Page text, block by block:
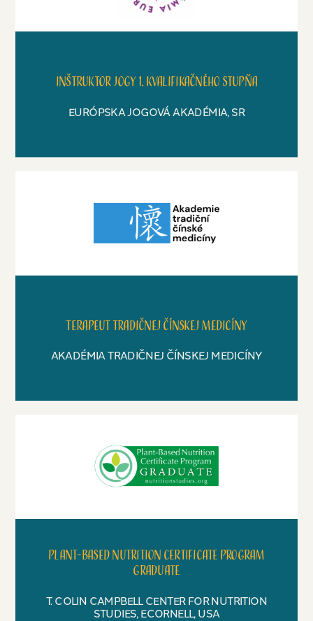
Inštruktor jogy 1. kvalifikačného stupňa
EURÓPSKA JOGOVÁ AKADÉMIA, SR
Terapeut tradičnej čínskej medicíny
AKADÉMIA TRADIČNEJ ČÍNSKEJ MEDICÍNY
Plant-based nutrition certificate program
graduate
T. COLIN CAMPBELL CENTER FOR NUTRITION
STUDIES, ECORNELL, USA